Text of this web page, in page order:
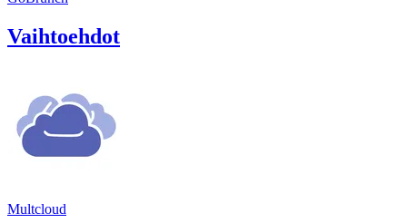
Vaihtoehdot
Multcloud